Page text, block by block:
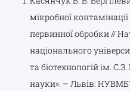
мікробної
первинної обробки //
національного
та біотехнологій ім.
науки». – Львів: